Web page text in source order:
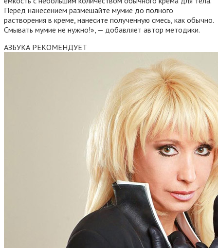
Перед нанесением размешайте мумие до полного
растворения в креме, нанесите полученную смесь, как обычно.
Смывать мумие не нужно!», — добавляет автор методики.
АЗБУКА РЕКОМЕНДУЕТ